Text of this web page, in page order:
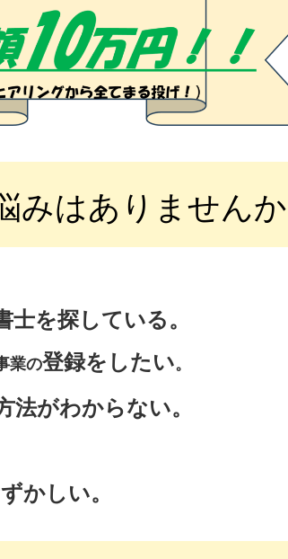
みはありません
を探している。
業の登録をしたい。
法がわからない。
かしい。